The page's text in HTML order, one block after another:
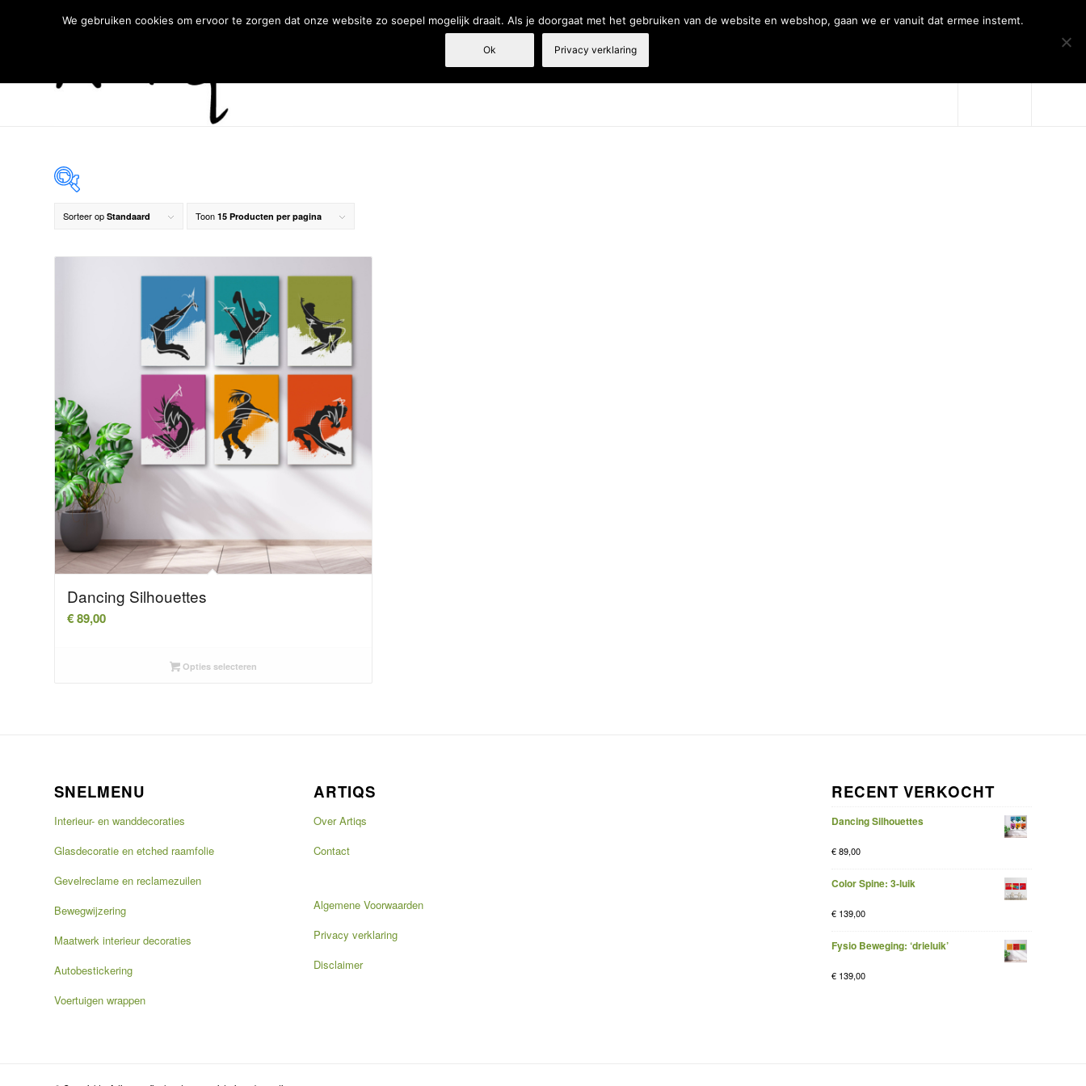
Fysiotherapie Webshop Producten en diensten
Sorteer op Standaard Toon 15 Producten per pagina
Dancing Silhouettes
€89,00
Opties selecteren
SNELMENU
Interieur- en wanddecoraties
Glasdecoratie en etched raamfolie
Gevelreclame en reclamezuilen
Bewegwijzering
Maatwerk interieur decoraties
Autobestickering
Voertuigen wrappen
ARTIQS
Over Artiqs
Contact
Algemene Voorwaarden
Privacy verklaring
Disclaimer
RECENT VERKOCHT
Dancing Silhouettes
€89,00
Color Spine: 3-luik
€139,00
Fysio Beweging: ‘drieluik’
€139,00
We gebruiken cookies om ervoor te zorgen dat onze website zo soepel mogelijk draait. Als je doorgaat met het gebruiken van de website en webshop, gaan we er vanuit dat ermee instemt.
Ok Privacy verklaring